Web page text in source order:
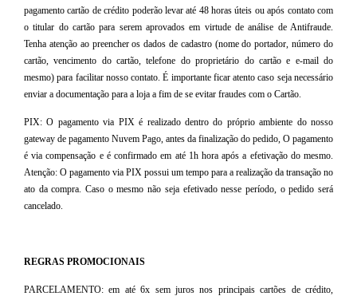
pagamento cartão de crédito poderão levar até 48 horas úteis ou após contato com
o titular do cartão para serem aprovados em virtude de análise de Antifraude.
Tenha atenção ao preencher os dados de cadastro (nome do portador, número do
cartão, vencimento do cartão, telefone do proprietário do cartão e e-mail do
mesmo) para facilitar nosso contato. É importante ficar atento caso seja necessário
enviar a documentação para a loja a fim de se evitar fraudes com o Cartão.
PIX: O pagamento via PIX é realizado dentro do próprio ambiente do nosso
gateway de pagamento Nuvem Pago, antes da finalização do pedido, O pagamento
é via compensação e é confirmado em até 1h hora após a efetivação do mesmo.
Atenção: O pagamento via PIX possui um tempo para a realização da transação no
ato da compra. Caso o mesmo não seja efetivado nesse período, o pedido será
cancelado.
REGRAS PROMOCIONAIS
PARCELAMENTO: em até 6x sem juros nos principais cartões de crédito,